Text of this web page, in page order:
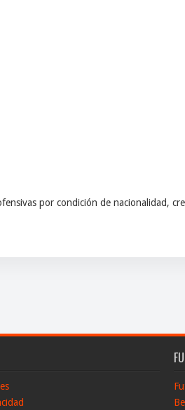
por condición de nacionalidad,